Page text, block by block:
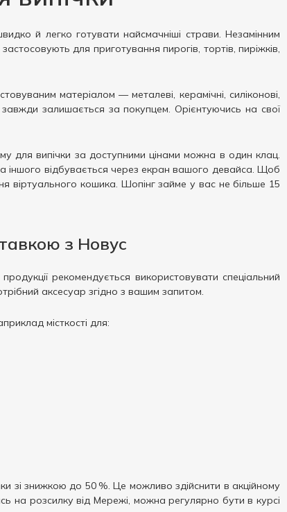
й легко готувати найсмачніші страви. Незамінним
для приготування пирогів, тортів, пиріжків,
матеріалом — металеві, керамічні, силіконові,
завжди залишається за покупцем. Орієнтуючись на свої
для випічки за доступними цінами можна в один клац.
іншого відбувається через екран вашого девайса. Щоб
віртуального кошика. Шопінг займе у вас не більше 15
з Новус
рекомендується використовувати спеціальний
аксесуар згідно з вашим запитом.
місткості для:
зі знижкою до 50 %. Це можливо здійснити в акційному
на розсилку від Мережі, можна регулярно бути в курсі